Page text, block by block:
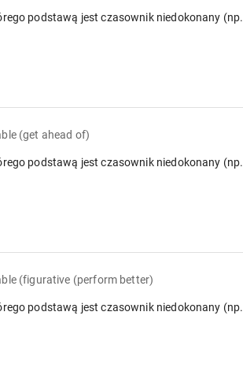
podstawą jest czasownik niedokonany (np.
(get ahead of)
podstawą jest czasownik niedokonany (np.
(figurative (perform better)
podstawą jest czasownik niedokonany (np.